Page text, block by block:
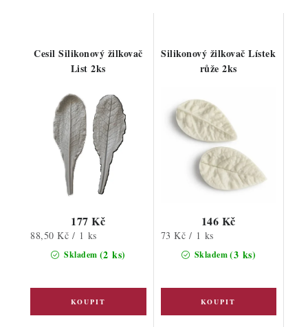
Cesil Silikonový žilkovač
List 2ks
Skladem (2 ks)
177 Kč
Měrná
88,50 Kč / 1 ks
Silikonový žilkovač Lístek
růže 2ks
Skladem(3 ks)
146 Kč
Měrná
73 Kč / 1 ks